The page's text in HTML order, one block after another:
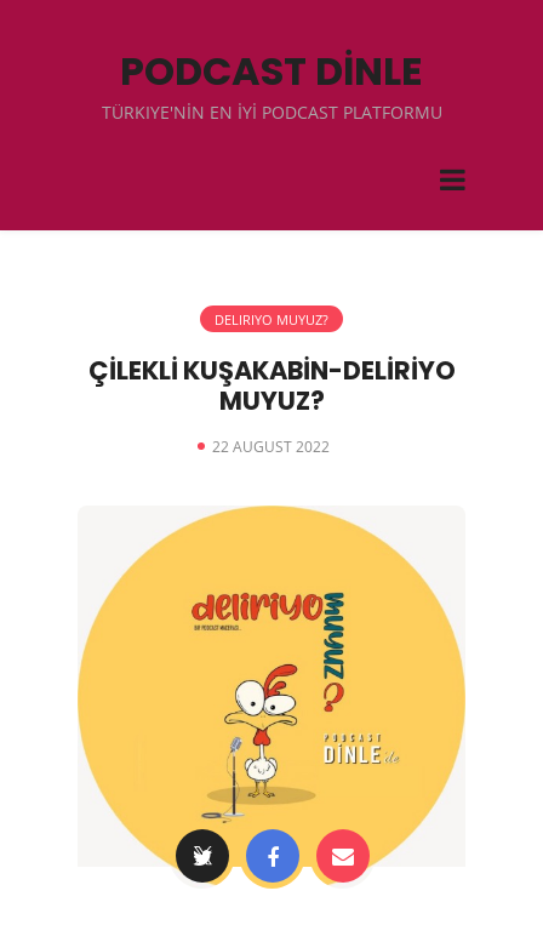
PODCAST DİNLE
TÜRKIYE'NİN EN İYİ PODCAST PLATFORMU
DELIRIYO MUYUZ?
ÇİLEKLİ KUŞAKABİN-DELİRİYO
MUYUZ?
22 AUGUST 2022